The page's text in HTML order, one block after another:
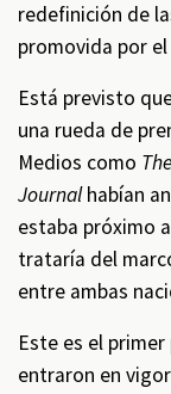
redefinición de
promovida por
Está previsto
una rueda de
Medios como
Journalhabían
estaba próximo
trataría del
entre ambas
Este es el
entraron en